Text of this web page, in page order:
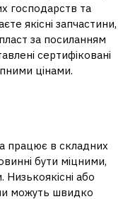
господарств та
якісні запчастини,
за посиланням
сертифіковані
цінами.
працює в складних
бути міцними,
або
можуть швидко